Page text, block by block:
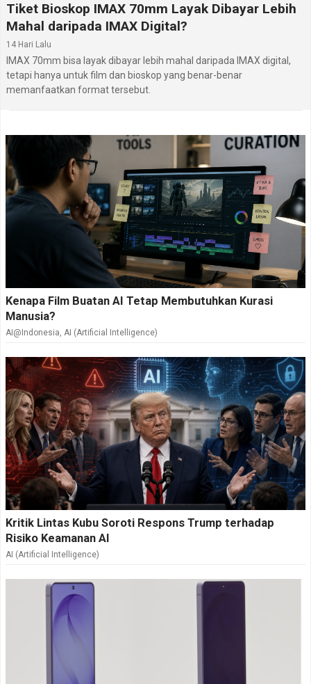
Tiket Bioskop IMAX 70mm Layak Dibayar Lebih
Mahal daripada IMAX Digital?
14 Hari Lalu
IMAX 70mm bisa layak dibayar lebih mahal daripada IMAX digital,
tetapi hanya untuk film dan bioskop yang benar-benar
memanfaatkan format tersebut.
Kenapa Film Buatan AI Tetap Membutuhkan Kurasi
Manusia?
AI@Indonesia, AI (Artificial Intelligence)
Kritik Lintas Kubu Soroti Respons Trump terhadap
Risiko Keamanan AI
AI (Artificial Intelligence)